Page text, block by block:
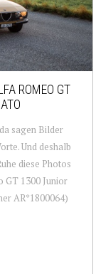
ROMEO GT
sagen Bilder
Und deshalb
diese Photos
GT 1300 Junior
AR*1800064)